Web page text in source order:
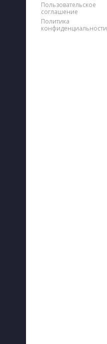
Пользовательское
соглашение
Политика
конфиденциальности